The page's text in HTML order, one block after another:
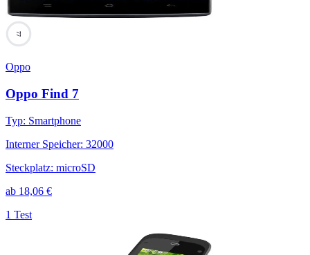
77
Oppo
Oppo Find 7
Typ: Smartphone
Interner Speicher: 32000
Steckplatz: microSD
ab 18,06 €
1 Test